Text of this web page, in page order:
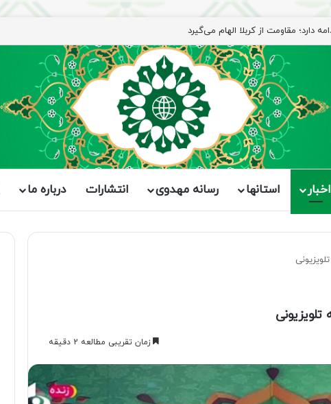
دارد؛ مقاومت از کربلا الهام می‌گیرد
اخبار استانها رسانه مهدوی انتشارات درباره ما
زمان تقریبی مطالعه 2 دقیقه